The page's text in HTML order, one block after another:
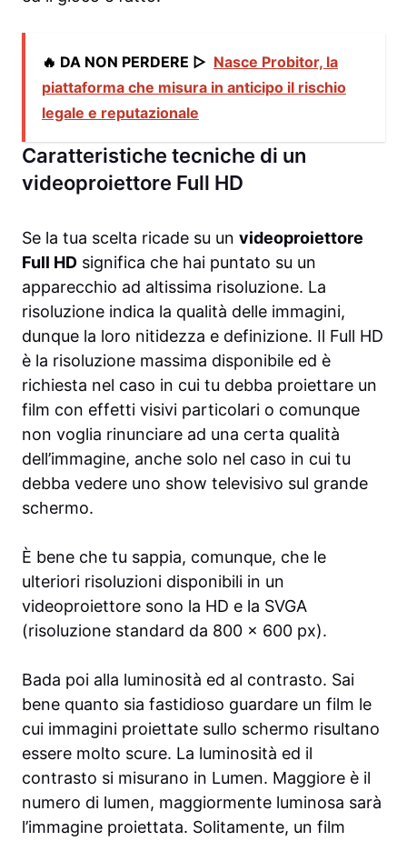
🔥 DA NON PERDERE ▷ Nasce Probitor, la
piattaforma che misura in anticipo il rischio
legale e reputazionale
Caratteristiche tecniche di un
videoproiettore Full HD
Se la tua scelta ricade su un videoproiettore
Full HD significa che hai puntato su un
apparecchio ad altissima risoluzione. La
risoluzione indica la qualità delle immagini,
dunque la loro nitidezza e definizione. Il Full HD
è la risoluzione massima disponibile ed è
richiesta nel caso in cui tu debba proiettare un
film con effetti visivi particolari o comunque
non voglia rinunciare ad una certa qualità
dell’immagine, anche solo nel caso in cui tu
debba vedere uno show televisivo sul grande
schermo.
È bene che tu sappia, comunque, che le
ulteriori risoluzioni disponibili in un
videoproiettore sono la HD e la SVGA
(risoluzione standard da 800 x 600 px).
Bada poi alla luminosità ed al contrasto. Sai
bene quanto sia fastidioso guardare un film le
cui immagini proiettate sullo schermo risultano
essere molto scure. La luminosità ed il
contrasto si misurano in Lumen. Maggiore è il
numero di lumen, maggiormente luminosa sarà
l’immagine proiettata. Solitamente, un film